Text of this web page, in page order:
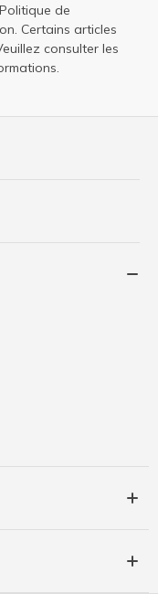
Politique de
. Certains articles
consulter les